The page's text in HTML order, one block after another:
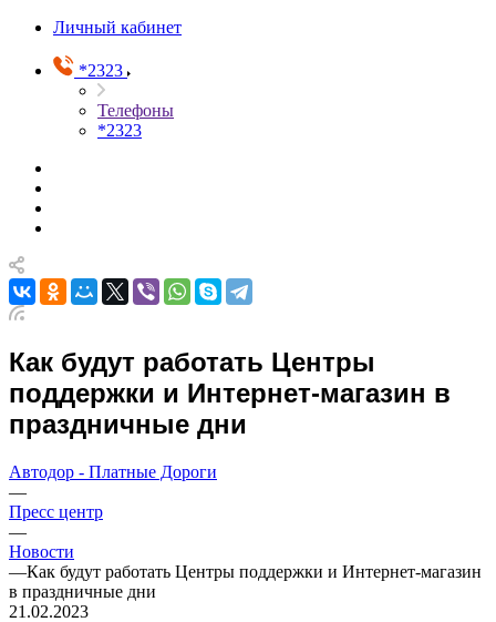
Личный кабинет
*2323
Телефоны
*2323
Как будут работать Центры
поддержки и Интернет-магазин в
праздничные дни
Автодор - Платные Дороги
—
Пресс центр
—
Новости
—Как будут работать Центры поддержки и Интернет-магазин
в праздничные дни
21.02.2023